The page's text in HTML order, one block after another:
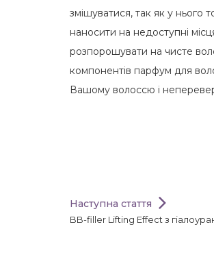
змішуватися, так як у
наносити на недоступні
розпорошувати на чисте
компонентів парфум для
Вашому волоссю і
Наступна стаття
BB-filler Lifting Effect з